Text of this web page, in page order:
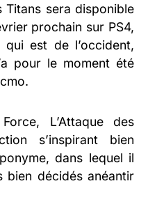
Titans sera disponible
prochain sur PS4,
est de l’occident,
pour le moment été
L’Attaque des
s’inspirant bien
dans lequel il
bien décidés anéantir